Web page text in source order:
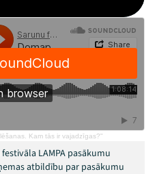
Kam tās ir vajadzīgas?"
LAMPA pasākumu
atbildību par pasākumu